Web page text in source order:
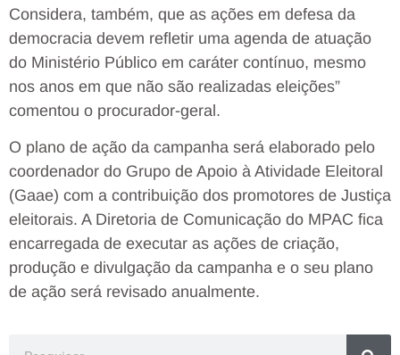
Considera, também, que as ações em defesa da
democracia devem refletir uma agenda de atuação
do Ministério Público em caráter contínuo, mesmo
nos anos em que não são realizadas eleições”
comentou o procurador-geral.
O plano de ação da campanha será elaborado pelo
coordenador do Grupo de Apoio à Atividade Eleitoral
(Gaae) com a contribuição dos promotores de Justiça
eleitorais. A Diretoria de Comunicação do MPAC fica
encarregada de executar as ações de criação,
produção e divulgação da campanha e o seu plano
de ação será revisado anualmente.